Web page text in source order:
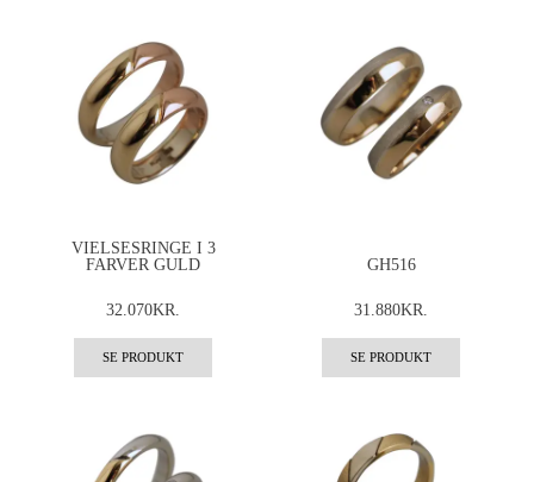
VIELSESRINGE I 3
FARVER GULD
32.070KR.
SE PRODUKT
GH516
31.880KR.
SE PRODUKT